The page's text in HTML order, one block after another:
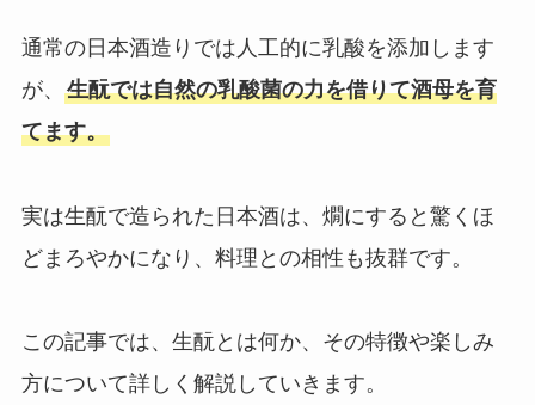
通常の日本酒造りでは人工的に乳酸を添加します
が、 生酛では自然の乳酸菌の力を借りて酒母を育
てます。
実は生酛で造られた日本酒は、燗にすると驚くほ
どまろやかになり、料理との相性も抜群です。
この記事では、生酛とは何か、その特徴や楽しみ
方について詳しく解説していきます。